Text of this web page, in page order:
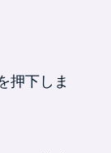
押下しま